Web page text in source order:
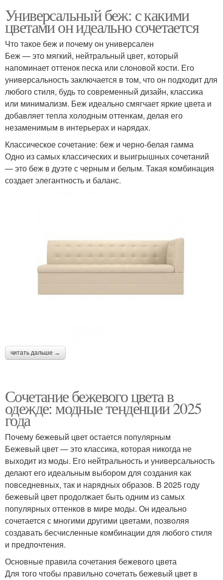
Универсальный беж: с какими
цветами он идеально сочетается
Что такое беж и почему он универсален
Беж — это мягкий, нейтральный цвет, который
напоминает оттенок песка или слоновой кости. Его
универсальность заключается в том, что он подходит для
любого стиля, будь то современный дизайн, классика
или минимализм. Беж идеально смягчает яркие цвета и
добавляет тепла холодным оттенкам, делая его
незаменимым в интерьерах и нарядах.
Классическое сочетание: беж и черно-белая гамма
Одно из самых классических и выигрышных сочетаний
— это беж в дуэте с черным и белым. Такая комбинация
создает элегантность и баланс.
читать дальше →
Сочетание бежевого цвета в
одежде: модные тенденции 2025
года
Почему бежевый цвет остается популярным
Бежевый цвет — это классика, которая никогда не
выходит из моды. Его нейтральность и универсальность
делают его идеальным выбором для создания как
повседневных, так и нарядных образов. В 2025 году
бежевый цвет продолжает быть одним из самых
популярных оттенков в мире моды. Он идеально
сочетается с многими другими цветами, позволяя
создавать бесчисленные комбинации для любого стиля
и предпочтения.
Основные правила сочетания бежевого цвета
Для того чтобы правильно сочетать бежевый цвет в